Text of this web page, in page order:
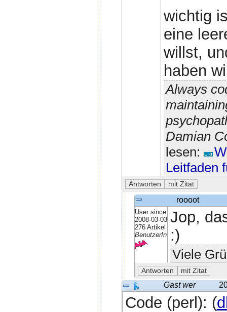
wichtig
eine
willst,
haben
Always
Damian
lesen:
Leitfaden
roooot
User since
2008-03-03
276 Artikel
BenutzerIn
Jop,
:)
Viele
Gast wer
Code (perl): (